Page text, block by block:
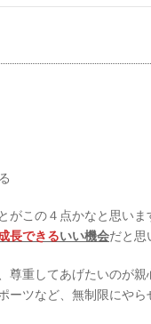
がこの４点かなと思い
長できるいい機会だと思
尊重してあげたいのが
ーツなど、無制限にやら